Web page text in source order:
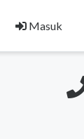
Masuk